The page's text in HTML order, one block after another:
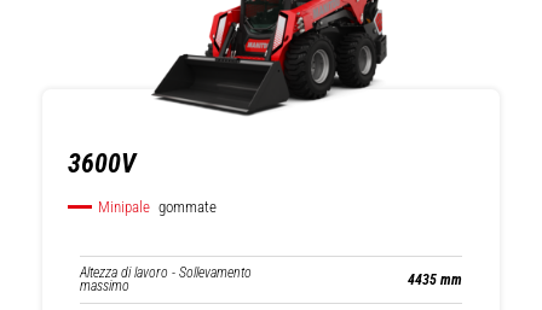
3600V
Minipale gommate
Altezza di lavoro - Sollevamento
massimo 4435 mm